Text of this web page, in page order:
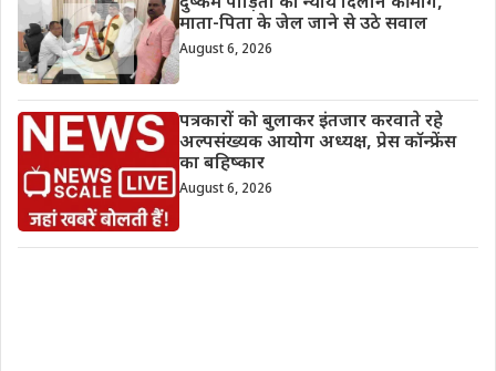
माता-पिता के जेल जाने से उठे सवाल
August 6, 2026
पत्रकारों को बुलाकर इंतजार करवाते रहे
अल्पसंख्यक आयोग अध्यक्ष, प्रेस कॉन्फ्रेंस
का बहिष्कार
August 6, 2026